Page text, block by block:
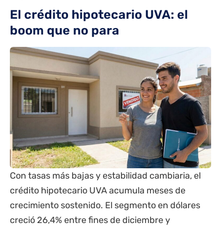
El crédito hipotecario UVA: el
boom que no para
Con tasas más bajas y estabilidad cambiaria, el
crédito hipotecario UVA acumula meses de
crecimiento sostenido. El segmento en dólares
creció 26,4% entre fines de diciembre y